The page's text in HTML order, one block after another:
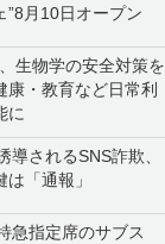
”8月10日オープン
生物学の安全対策を
・教育など日常利
に
導されるSNS詐欺、
「通報」
急指定席のサブス